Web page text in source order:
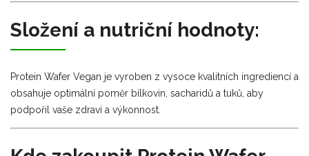
Složení a nutriční hodnoty:
Protein Wafer Vegan je vyroben z vysoce kvalitních ingrediencí a
obsahuje optimální poměr bílkovin, sacharidů a tuků, aby
podpořil vaše zdraví a výkonnost.